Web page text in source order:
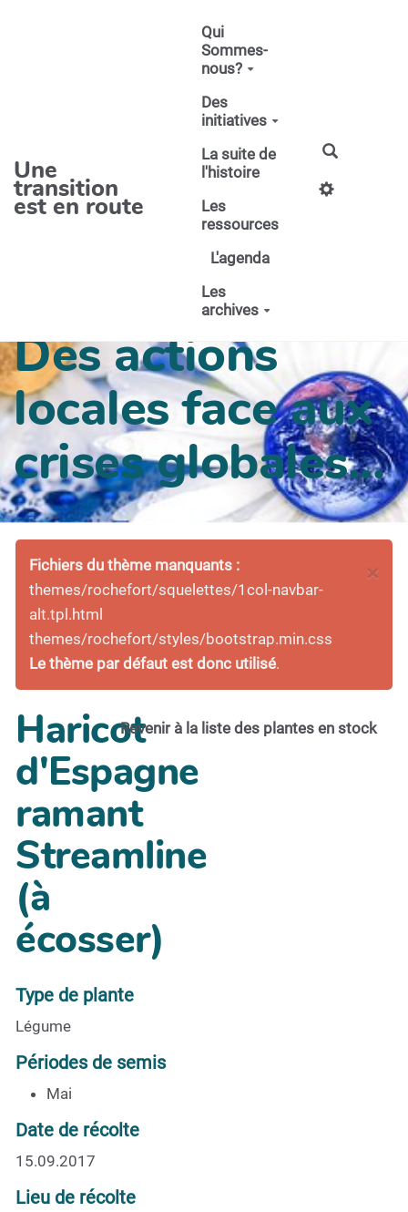
Une
transition
est en route
Qui
Sommes-
nous?
Des
initiatives
La suite de
l'histoire
Les
ressources
L'agenda
Les
archives
Des actions
locales face aux
crises globales...
×
Fichiers du thème manquants :
themes/rochefort/squelettes/1col-navbar-
alt.tpl.html
themes/rochefort/styles/bootstrap.min.css
Le thème par défaut est donc utilisé.
Revenir à la liste des plantes en stock
Haricot
d'Espagne
ramant
Streamline
(à
écosser)
Type de plante
Légume
Périodes de semis
Mai
Date de récolte
15.09.2017
Lieu de récolte